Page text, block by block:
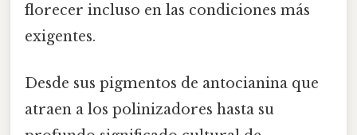
florecer incluso en las condiciones más
exigentes.
Desde sus pigmentos de antocianina que
atraen a los polinizadores hasta su